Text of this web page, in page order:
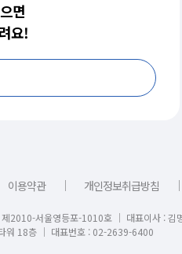
면
요!
이용약관 ｜ 개인정보취급방침 ｜
2010-서울영등포-1010호 │ 대표이사 : 김
워 18층 │ 대표번호 : 02-2639-6400